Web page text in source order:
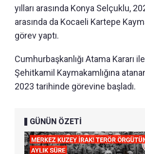
yılları arasında Konya Selçuklu,
arasında da Kocaeli Kartepe
görev yaptı.
Cumhurbaşkanlığı Atama Kararı
Şehitkamil Kaymakamlığına
2023 tarihinde görevine başladı.
GÜNÜN ÖZETİ